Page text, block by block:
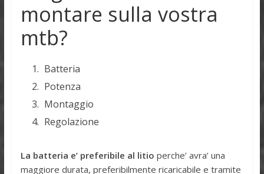
montare sulla vostra
mtb?
Batteria
Potenza
Montaggio
Regolazione
La batteria e’ preferibile al litio perche’ avra’ una
maggiore durata, preferibilmente ricaricabile e tramite